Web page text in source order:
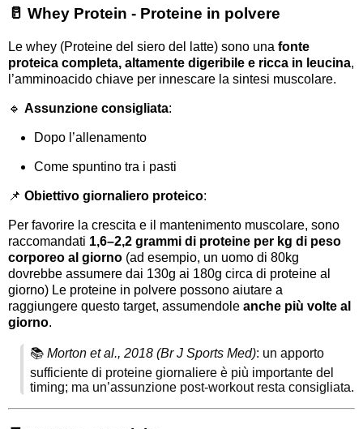
🥛 Whey Protein - Proteine in polvere
Le whey (Proteine del siero del latte) sono una fonte
proteica completa, altamente digeribile e ricca in leucina,
l’amminoacido chiave per innescare la sintesi muscolare.
🔹 Assunzione consigliata:
Dopo l’allenamento
Come spuntino tra i pasti
📌 Obiettivo giornaliero proteico:
Per favorire la crescita e il mantenimento muscolare, sono
raccomandati 1,6–2,2 grammi di proteine per kg di peso
corporeo al giorno (ad esempio, un uomo di 80kg
dovrebbe assumere dai 130g ai 180g circa di proteine al
giorno) Le proteine in polvere possono aiutare a
raggiungere questo target, assumendole anche più volte al
giorno.
📚 Morton et al., 2018 (Br J Sports Med): un apporto
sufficiente di proteine giornaliere è più importante del
timing; ma un’assunzione post-workout resta consigliata.